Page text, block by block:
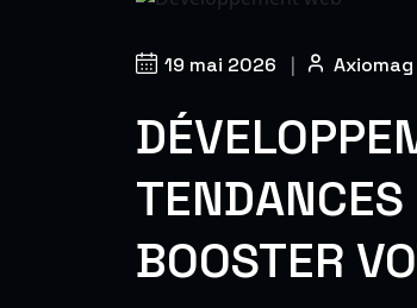
19 mai 2026 | Axiomag
BOOSTER